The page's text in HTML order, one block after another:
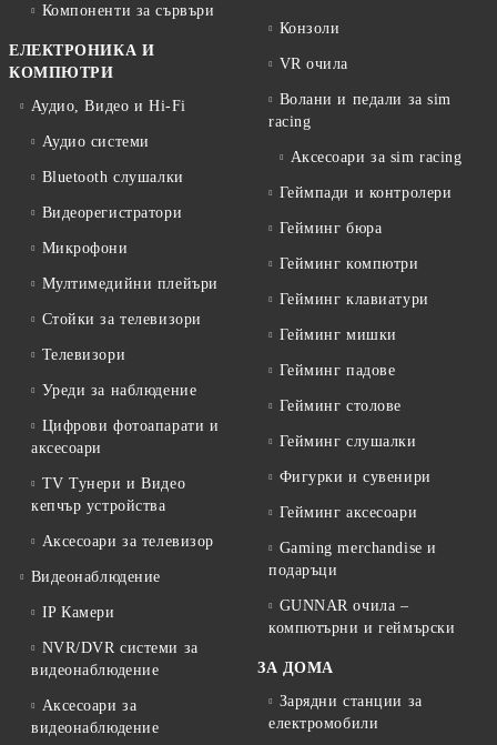
Компоненти за сървъри
ЕЛЕКТРОНИКА И
КОМПЮТРИ
Аудио, Видео и Hi-Fi
Аудио системи
Bluetooth слушалки
Видеорегистратори
Микрофони
Мултимедийни плейъри
Стойки за телевизори
Телевизори
Уреди за наблюдение
Цифрови фотоапарати и
аксесоари
TV Тунери и Видео
кепчър устройства
Аксесоари за телевизор
Видеонаблюдение
IP Камери
NVR/DVR системи за
видеонаблюдение
Аксесоари за
видеонаблюдение
Конзоли
VR очила
Волани и педали за sim
racing
Аксесоари за sim racing
Геймпади и контролери
Гейминг бюра
Гейминг компютри
Гейминг клавиатури
Гейминг мишки
Гейминг падове
Гейминг столове
Гейминг слушалки
Фигурки и сувенири
Гейминг аксесоари
Gaming merchandise и
подаръци
GUNNAR очила –
компютърни и геймърски
ЗА ДОМА
Зарядни станции за
електромобили